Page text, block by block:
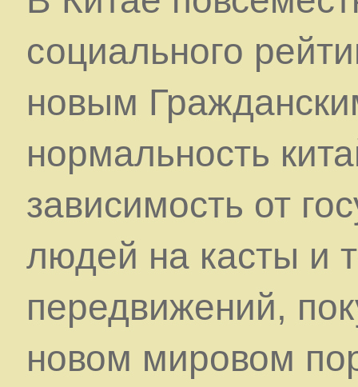
социального
новым
нормальность
зависимость от
людей на касты и
передвижений,
новом мировом